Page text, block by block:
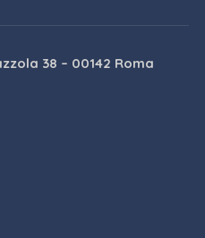
38 – 00142 Roma